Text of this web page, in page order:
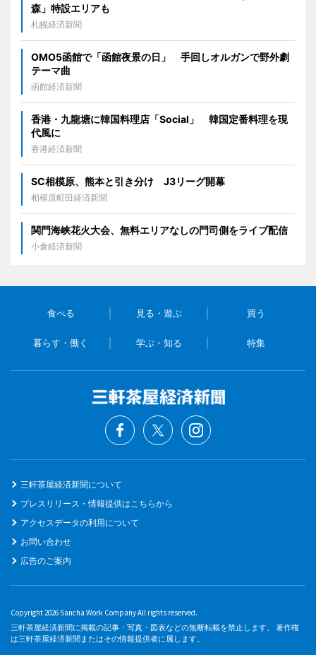
森」特設エリアも
札幌経済新聞
OMO5函館で「函館夜景の日」 手回しオルガンで野外劇
テーマ曲
函館経済新聞
香港・九龍塘に韓国料理店「Social」 韓国定番料理を現
代風に
香港経済新聞
SC相模原、熊本と引き分け J3リーグ開幕
相模原町田経済新聞
関門海峡花火大会、無料エリアなしの門司側をライブ配信
小倉経済新聞
食べる 見る・遊ぶ 買う
暮らす・働く 学ぶ・知る 特集
三軒茶屋経済新聞について
プレスリリース・情報提供はこちらから
アクセスデータの利用について
お問い合わせ
広告のご案内
Copyright 2026 Sancha Work Company All rights reserved.
三軒茶屋経済新聞に掲載の記事・写真・図表などの無断転載を禁止します。 著作権
は三軒茶屋経済新聞またはその情報提供者に属します。